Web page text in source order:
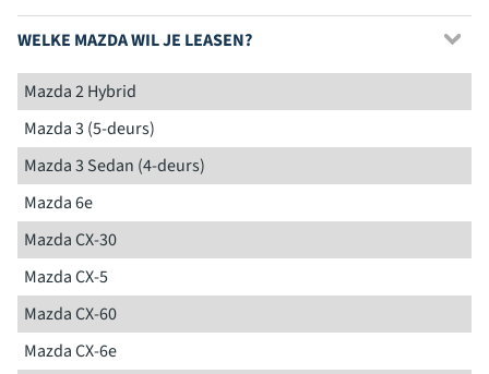
WELKE MAZDA WIL JE LEASEN?
Mazda 2 Hybrid
Mazda 3 (5-deurs)
Mazda 3 Sedan (4-deurs)
Mazda 6e
Mazda CX-30
Mazda CX-5
Mazda CX-60
Mazda CX-6e